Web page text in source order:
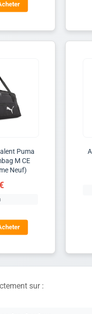
Puma
M CE
Neuf)
sur :